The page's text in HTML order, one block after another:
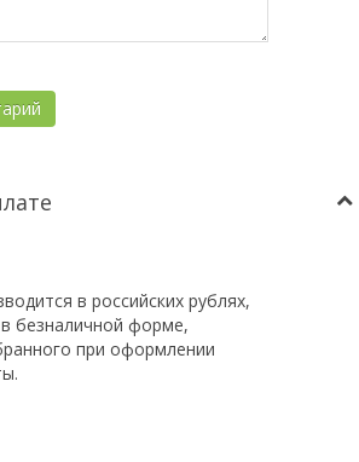
в российских рублях,
безналичной форме,
при оформлении